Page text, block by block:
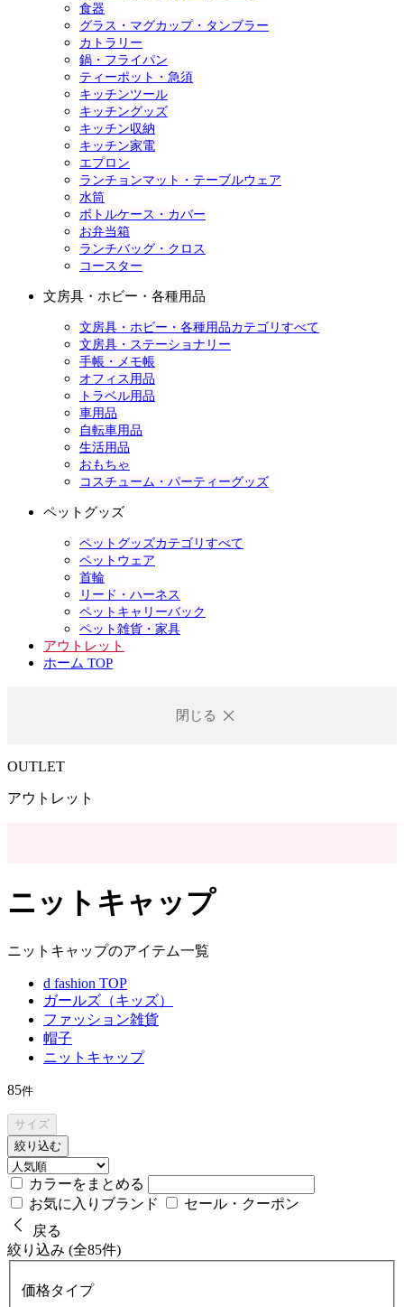
食器
グラス・マグカップ・タンブラー
カトラリー
鍋・フライパン
ティーポット・急須
キッチンツール
キッチングッズ
キッチン収納
キッチン家電
エプロン
ランチョンマット・テーブルウェア
水筒
ボトルケース・カバー
お弁当箱
ランチバッグ・クロス
コースター
文房具・ホビー・各種用品
文房具・ホビー・各種用品カテゴリすべて
文房具・ステーショナリー
手帳・メモ帳
オフィス用品
トラベル用品
車用品
自転車用品
生活用品
おもちゃ
コスチューム・パーティーグッズ
ペットグッズ
ペットグッズカテゴリすべて
ペットウェア
首輪
リード・ハーネス
ペットキャリーバック
ペット雑貨・家具
アウトレット
ホーム TOP
閉じる
OUTLET
アウトレット
ニットキャップ
ニットキャップのアイテム一覧
d fashion TOP
ガールズ（キッズ）
ファッション雑貨
帽子
ニットキャップ
85件
サイズ
絞り込む
カラーをまとめる
お気に入りブランド
セール・クーポン
戻る
絞り込み (全85件)
価格タイプ